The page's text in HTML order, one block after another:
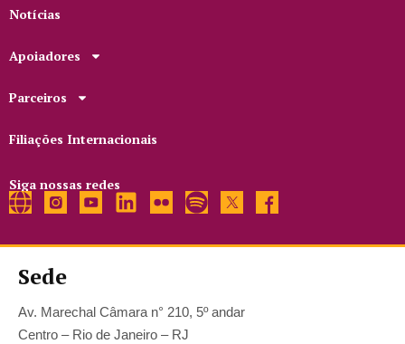
Notícias
Apoiadores
Parceiros
Filiações Internacionais
Siga nossas redes
Sede
Av. Marechal Câmara n° 210, 5º andar
Centro – Rio de Janeiro – RJ